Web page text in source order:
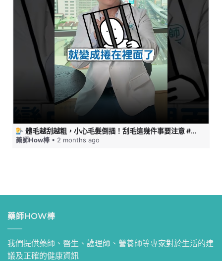
體毛越刮越粗，小心毛髮倒插！刮毛這幾件事要注意 #藥師HOW棒
藥師How棒 • 2 months ago
藥師HOW棒
我們提供藥師、醫生、護理師、營養師等專家對於生活的建
議及正確的健康資訊